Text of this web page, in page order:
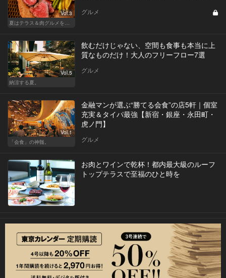
Vol.3
夏はテラス＆肉グルメを開放的に楽しもう
グルメ
Vol.5
納涼する夏。
飲むだけじゃない、空間も食事も本当に上
質なものだけ！大人のフリーフロー7選
グルメ
Vol.1
「会食」の神髄。
金融マンが選ぶ“勝てる会食”の店5軒｜個室
充実＆タイパ最強【新宿・銀座・永田町・
虎ノ門】
グルメ
お肉とワインで乾杯！都内最大級のルーフ
トップテラスで至福のひと時を